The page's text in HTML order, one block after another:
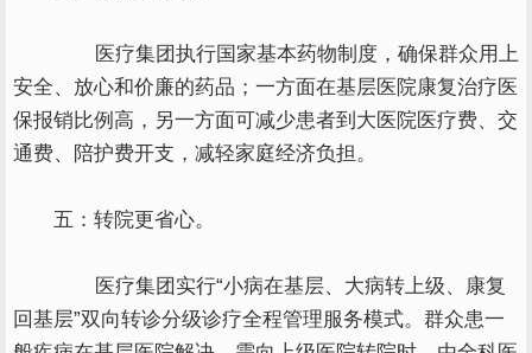
医疗集团执行国家基本药物制度，确保群众用上
安全、放心和价廉的药品；一方面在基层医院康复治疗医
保报销比例高，另一方面可减少患者到大医院医疗费、交
通费、陪护费开支，减轻家庭经济负担。
五：转院更省心。
医疗集团实行“小病在基层、大病转上级、康复
回基层”双向转诊分级诊疗全程管理服务模式。群众患一